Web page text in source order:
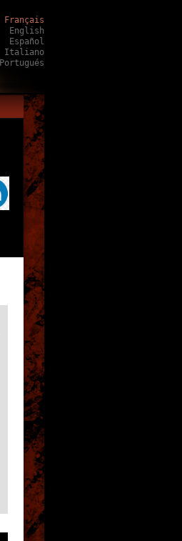
Français
English
Español
Italiano
Portugués